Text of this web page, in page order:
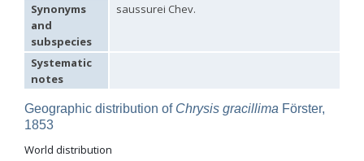
Hedychridium semiluteum
Linsenmaier, 1959
Hedychridium sevillanum
Hedychridium subroseum
Hedychridium subroseum prochloropygum
Hedychridium tenerifense
Hedychridium tricavatum
Hedychridium urfanum Linsenmaier, 1968
Hedychridium vachali
Hedychridium verhoeffiLinsenmaier, 1959
Synonyms
and
subspecies
saussurei Chev.
Systematic
notes
Geographic distribution of Chrysis gracillima Förster,
1853
World distribution